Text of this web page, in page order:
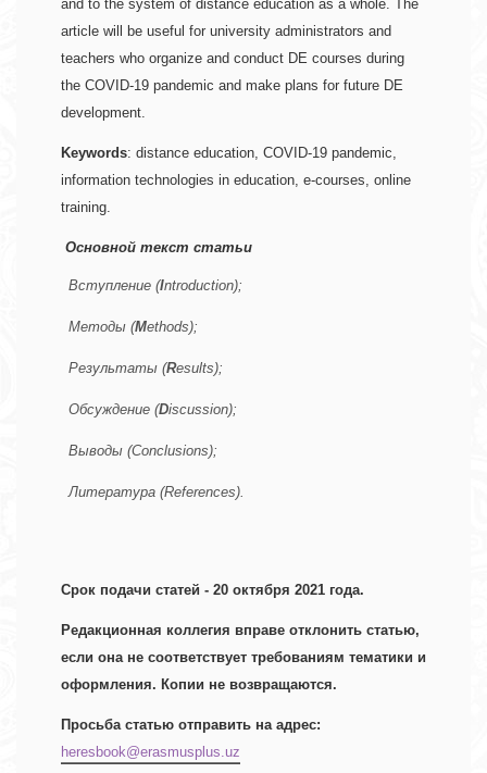
and to the system of distance education as a whole. The
article will be useful for university administrators and
teachers who organize and conduct DE courses during
the COVID-19 pandemic and make plans for future DE
development.
Keywords: distance education, COVID-19 pandemic,
information technologies in education, e-courses, online
training.
Основной текст статьи
Вступление (Introduction);
Методы (Methods);
Результаты (Results);
Обсуждение (Discussion);
Выводы (Conclusions);
Литература (References).
Срок подачи статей - 20 октября 2021 года.
Редакционная коллегия вправе отклонить статью,
если она не соответствует требованиям тематики и
оформления. Копии не возвращаются.
heresbook@erasmusplus.uz